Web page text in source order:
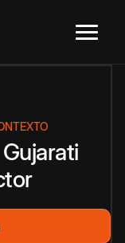
Gujarati